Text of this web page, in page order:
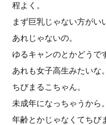
程よく。
まず巨乳じゃない方がい
あれじゃないの。
ゆるキャンのとかどうで
あれも女子高生みたいな。
ちびまるこちゃん。
未成年になっちゃうから。
年齢とかじゃなくてちび